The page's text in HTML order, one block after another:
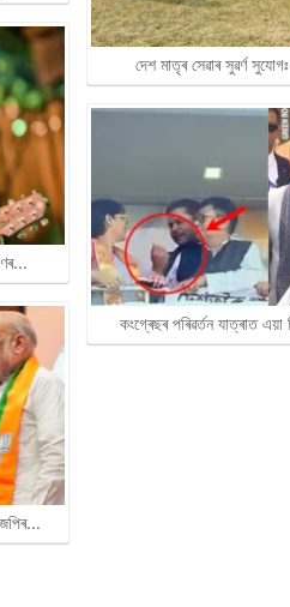
দেশ মাতৃৰ সেৱাৰ সুৱৰ্ণ
কংগ্ৰেছৰ পৰিৱৰ্তন যাত্ৰাত